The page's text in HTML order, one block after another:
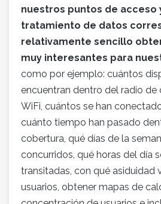
nuestros puntos de acceso
tratamiento de datos
relativamente sencillo
muy interesantes para
como por ejemplo: cuántos
encuentran dentro del radio de
WiFi, cuántos se han
cuánto tiempo han pasado
cobertura, qué días de la
concurridos, qué horas del día
transitadas, con qué asiduidad
usuarios, obtener mapas de